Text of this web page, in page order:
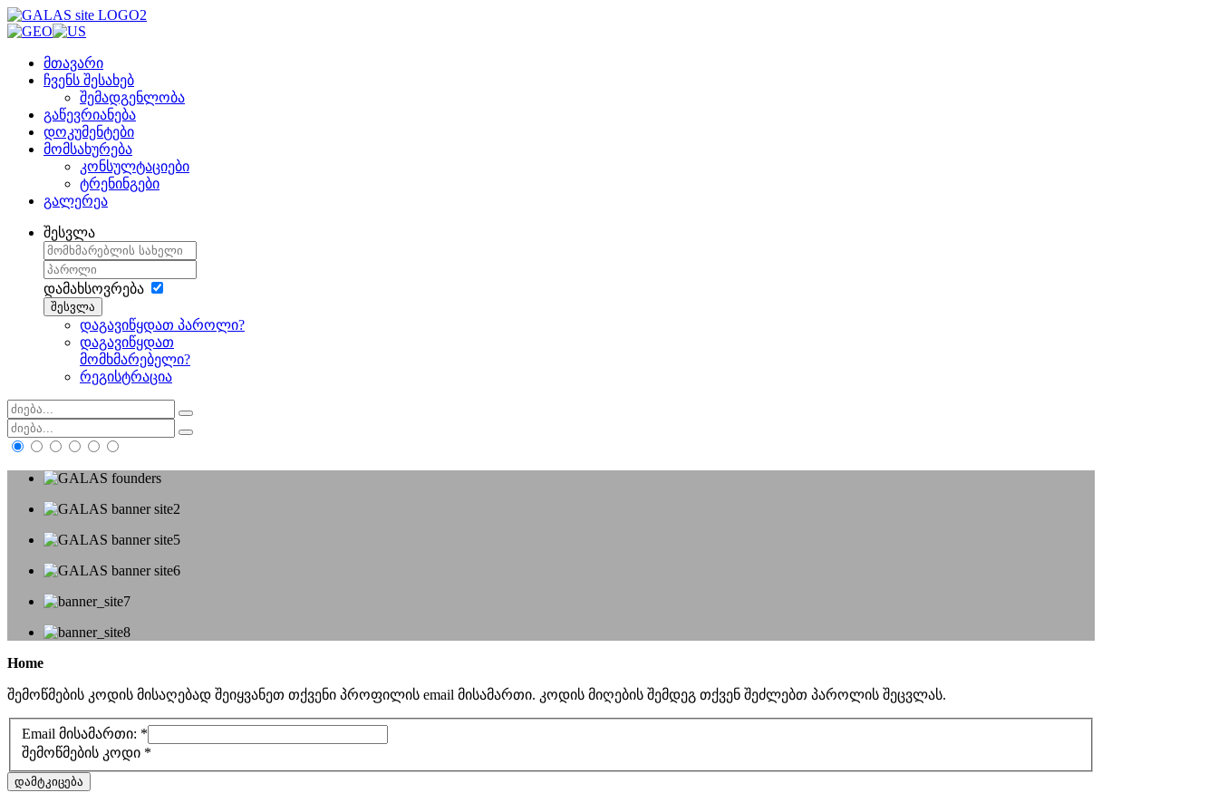
მთავარი
ჩვენს შესახებ
შემადგენლობა
გაწევრიანება
დოკუმენტები
მომსახურება
კონსულტაციები
ტრენინგები
გალერეა
შესვლა
დამახსოვრება
შესვლა
დაგავიწყდათ პაროლი?
დაგავიწყდათ
მომხმარებელი?
რეგისტრაცია
Home
შემოწმების კოდის მისაღებად შეიყვანეთ თქვენი პროფილის email მისამართი. კოდის მიღების შემდეგ თქვენ შეძლებთ პაროლის შეცვლას.
Email მისამართი: *
შემოწმების კოდი *
დამტკიცება